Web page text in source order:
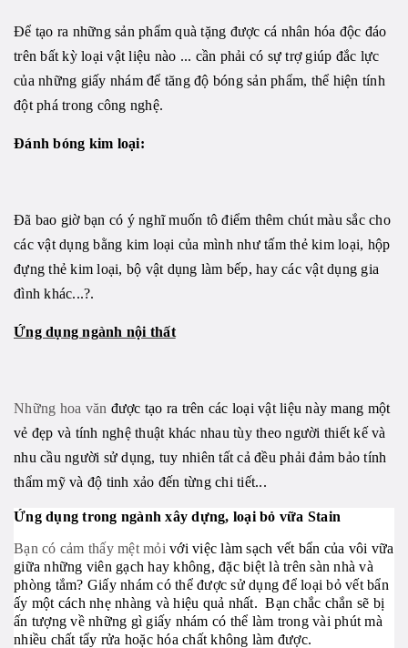
Để tạo ra những sản phẩm quà tặng được cá nhân hóa độc đáo
trên bất kỳ loại vật liệu nào ... cần phải có sự trợ giúp đắc lực
của những giấy nhám để tăng độ bóng sản phẩm, thể hiện tính
đột phá trong công nghệ.
Đánh bóng kim loại:
Đã bao giờ bạn có ý nghĩ muốn tô điểm thêm chút màu sắc cho
các vật dụng bằng kim loại của mình như tấm thẻ kim loại, hộp
đựng thẻ kim loại, bộ vật dụng làm bếp, hay các vật dụng gia
đình khác...?.
Ứng dụng ngành nội thất
Những hoa văn được tạo ra trên các loại vật liệu này mang một
vẻ đẹp và tính nghệ thuật khác nhau tùy theo người thiết kế và
nhu cầu người sử dụng, tuy nhiên tất cả đều phải đảm bảo tính
thẩm mỹ và độ tinh xảo đến từng chi tiết...
Ứng dụng trong ngành xây dựng, loại bỏ vữa Stain
Bạn có cảm thấy mệt mỏi với việc làm sạch vết bẩn của vôi vữa
giữa những viên gạch hay không, đặc biệt là trên sàn nhà và
phòng tắm? Giấy nhám có thể được sử dụng để loại bỏ vết bẩn
ấy một cách nhẹ nhàng và hiệu quả nhất. Bạn chắc chắn sẽ bị
ấn tượng về những gì giấy nhám có thể làm trong vài phút mà
nhiều chất tẩy rửa hoặc hóa chất không làm được.